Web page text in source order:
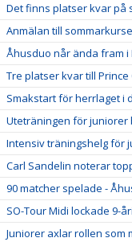
Det finns platser kvar på
Anmälan till
Åhusduo når ända fram i
Tre platser kvar till Prince
Smakstart för herrlaget i
Uteträningen för juniorer
Intensiv träningshelg för
Carl Sandelin noterar
90 matcher spelade -
SO-Tour Midi lockade 9-
Juniorer axlar rollen som